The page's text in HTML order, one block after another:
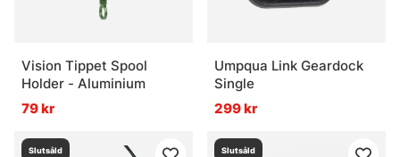
Vision Tippet Spool
Holder - Aluminium
79 kr
Umpqua Link Geardock
Single
299 kr
Slutsåld Slutsåld